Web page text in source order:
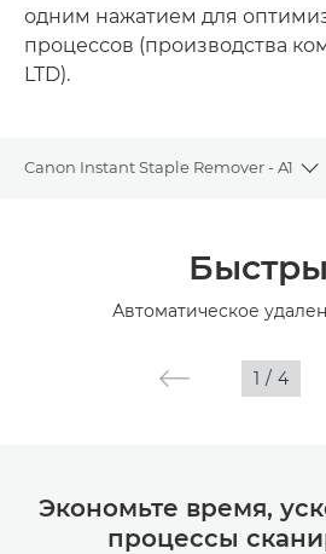
одним нажатием для
процессов (производства
LTD).
Canon Instant Staple Remover - A1
Автоматическое
1 / 4
Экономьте время,
процессы